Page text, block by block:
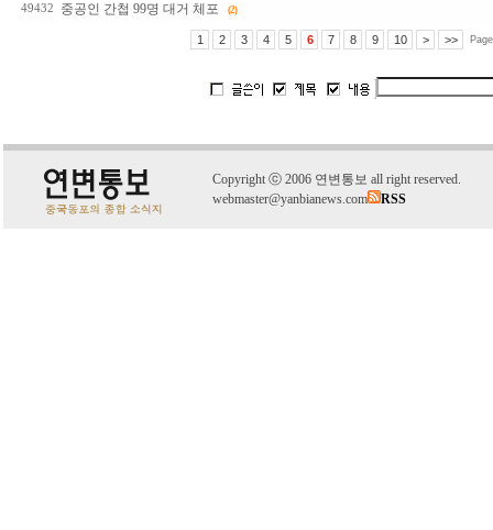
49432 중공인 간첩 99명 대거 체포 (2)
1 2 3 4 5 6 7 8 9 10 > >>
Copyright ⓒ 2006 연변통보 all right reserved.
webmaster@yanbianews.com
RSS